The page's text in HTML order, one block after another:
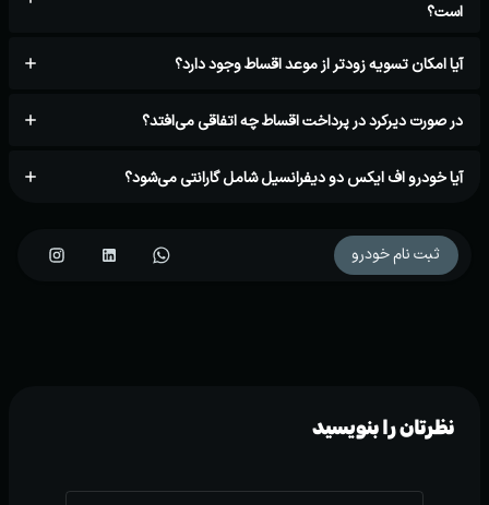
است؟
آیا امکان تسویه زودتر از موعد اقساط وجود دارد؟
در صورت دیرکرد در پرداخت اقساط چه اتفاقی می‌افتد؟
آیا خودرو اف ایکس دو دیفرانسیل شامل گارانتی می‌شود؟
ثبت نام خودرو
نظرتان را بنویسید